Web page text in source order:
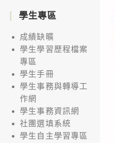
學生專區
成績缺曠
學生學習歷程檔案
專區
學生手冊
學生事務與轉導工
作網
學生事務資訊網
社團選填系統
學生自主學習專區